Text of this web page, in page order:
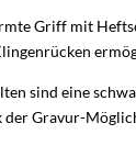
Griff mit
sind eine
der Gravur-